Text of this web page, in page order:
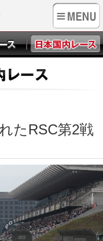
たRSC第2戦